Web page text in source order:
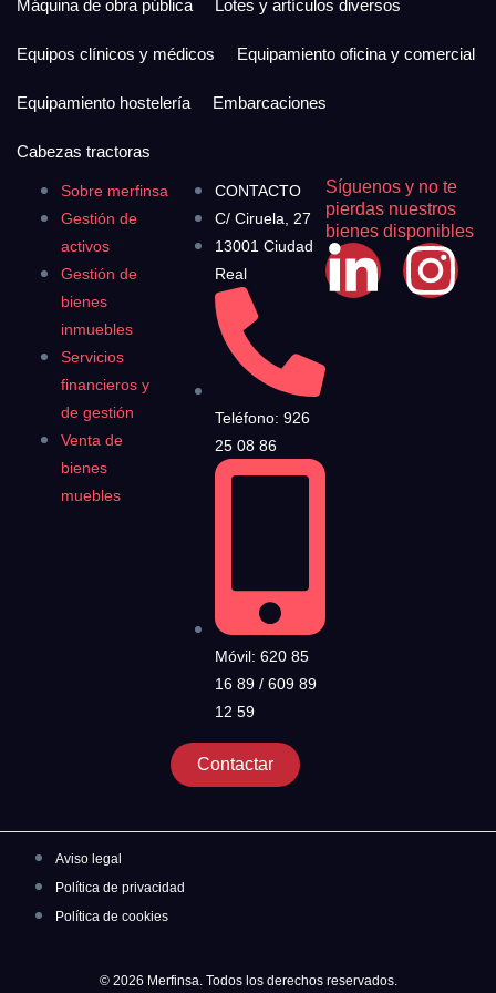
Sobre merfinsa
Gestión de
activos
Gestión de
bienes
inmuebles
Servicios
financieros y
de gestión
Venta de
bienes
muebles
CONTACTO
C/ Ciruela, 27
13001 Ciudad
Real
Teléfono: 926
25 08 86
Móvil: 620 85
16 89 / 609 89
12 59
Contactar
Síguenos y no te
pierdas nuestros
bienes disponibles
Máquina de obra pública Lotes y artículos diversos
Equipos clínicos y médicos Equipamiento oficina y comercial
Equipamiento hostelería Embarcaciones
Cabezas tractoras
Aviso legal
Política de privacidad
Política de cookies
© 2026 Merfinsa. Todos los derechos reservados.